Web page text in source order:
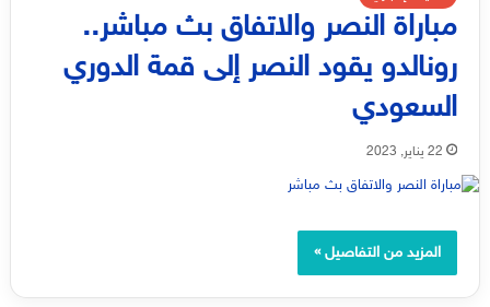
مباراة النصر والاتفاق بث مباشر..
رونالدو يقود النصر إلى قمة الدوري
السعودي
22 يناير, 2023
المزيد من التفاصيل »